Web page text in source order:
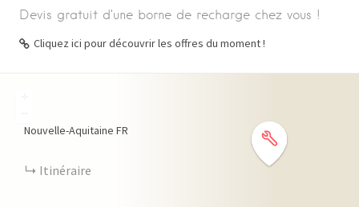
Devis gratuit d’une borne de recharge chez vous !
Cliquez ici pour découvrir les offres du moment !
Nouvelle-Aquitaine FR
Itinéraire